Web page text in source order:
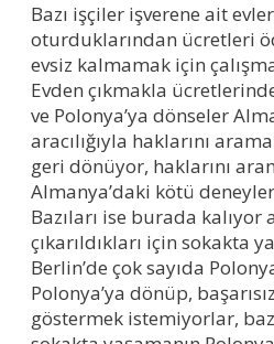
Bazı işçiler işverene ait
oturduklarından ücretleri
evsiz kalmamak için
Evden çıkmakla
ve Polonya’ya dönseler
aracılığıyla haklarını
geri dönüyor, haklarını
Almanya’daki kötü
Bazıları ise burada kalıyor
çıkarıldıkları için sokakta
Berlin’de çok sayıda
Polonya’ya dönüp,
göstermek istemiyorlar,